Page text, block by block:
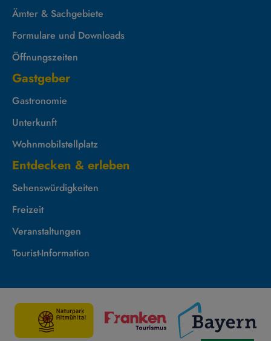
Ämter & Sachgebiete
Formulare und Downloads
Öffnungszeiten
Gastgeber
Gastronomie
Unterkunft
Wohnmobilstellplatz
Entdecken & erleben
Sehenswürdigkeiten
Freizeit
Veranstaltungen
Tourist-Information